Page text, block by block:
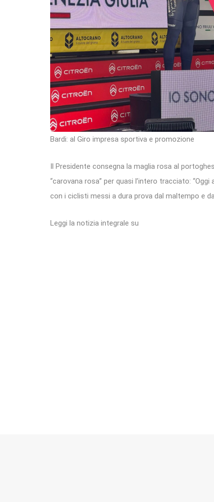
Bardi: al Giro impresa sportiva e promozione
Il Presidente consegna la maglia rosa al
“carovana rosa” per quasi l’intero tracciato:
con i ciclisti messi a dura prova dal maltempo e
Leggi la notizia integrale su